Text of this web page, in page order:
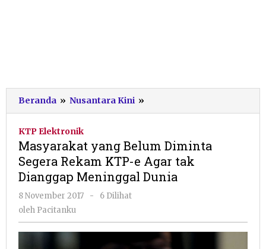
Beranda » Nusantara Kini »
yang
Segera
Rekam
KTP-
Dianggap
Meninggal
KTP Elektronik
Masyarakat yang Belum Diminta
Segera Rekam KTP-e Agar tak
Dianggap Meninggal Dunia
8 November 2017
oleh
-
6 Dilihat
oleh Pacitanku